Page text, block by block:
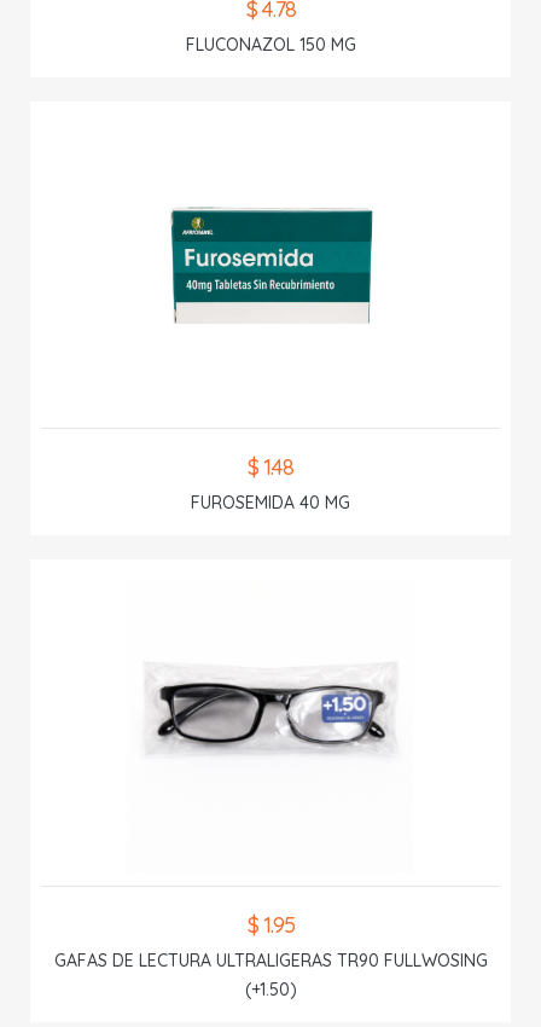
$ 4.78
FLUCONAZOL 150 MG
$ 1.48
FUROSEMIDA 40 MG
$ 1.95
GAFAS DE LECTURA ULTRALIGERAS TR90 FULLWOSING
(+1.50)